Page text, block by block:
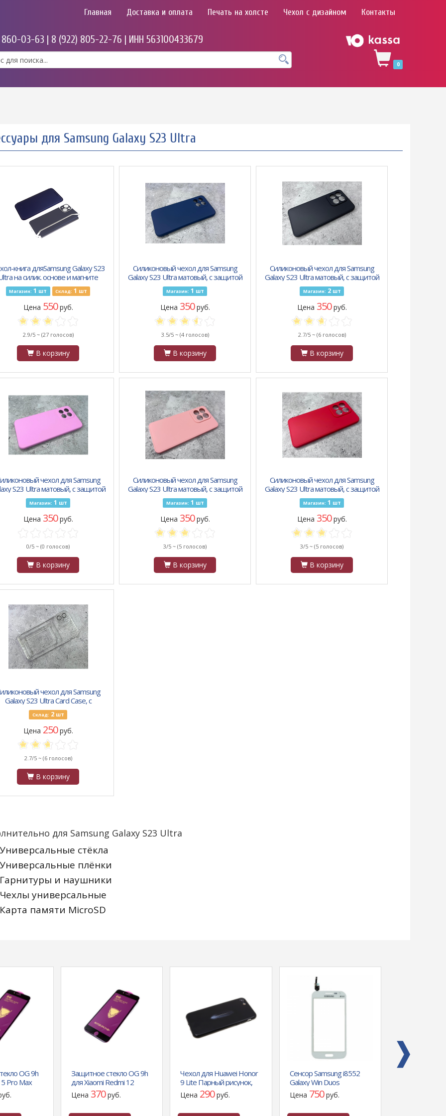
Главная Доставка и оплата Печать на холсте Чехол с дизайном Контакты
860-03-63 | 8 (922) 805-22-76 | ИНН 563100433679
0
для Samsung Galaxy S23 Ultra
книга дляSamsung Galaxy S23
на силик. основе и магните
Book, с защитой, темно-синяя
Магазин: 1 шт Склад: 1 шт
Цена 550руб.
2.9/5 ~ (27 голосов)
В корзину
Силиконовый чехол для Samsung
Galaxy S23 Ultra матовый, с защитой
камеры, с бархатом, темно-синий
Магазин: 1 шт
Цена 350руб.
3.5/5 ~ (4 голосов)
В корзину
Силиконовый чехол для Samsung
Galaxy S23 Ultra матовый, с защитой
камеры, с бархатом внутри, черный
Магазин: 2шт
Цена 350руб.
2.7/5 ~ (6 голосов)
В корзину
чехол для Samsung
S23 Ultra матовый, с защитой
с бархатом внутри, сиренев
Магазин: 1 шт
Цена 350руб.
0/5 ~ (0 голосов)
В корзину
Силиконовый чехол для Samsung
Galaxy S23 Ultra матовый, с защитой
камеры, с бархатом внутри, пудра
Магазин: 1 шт
Цена 350руб.
3/5 ~ (5 голосов)
В корзину
Силиконовый чехол для Samsung
Galaxy S23 Ultra матовый, с защитой
камеры, с бархатом внутри, красный
Магазин: 1 шт
Цена 350руб.
3/5 ~ (5 голосов)
В корзину
чехол для Samsung
Galaxy S23 Ultra Card Case, с
визитницей, прозрачный
Склад: 2шт
Цена 250руб.
2.7/5 ~ (6 голосов)
В корзину
для Samsung Galaxy S23 Ultra
Универсальные стёкла
Универсальные плёнки
Гарнитуры и наушники
Чехлы универсальные
Карта памяти MicroSD
OG 9h
Pro Max
тех.
черное
Защитное стекло OG 9h
для Xiaomi Redmi 12
полная проклейка, тех.
пак., 25шт в пачке черное
Цена 370руб.
Чехол для Huawei Honor
9 Lite Парный рисунок,
перо черное
Цена 290руб.
Сенсор Samsung i8552
Galaxy Win Duos
(белый)LP
Цена 750руб.